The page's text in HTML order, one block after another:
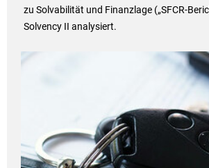
zu Solvabilität und Finanzlage („SFCR-
Solvency II analysiert.